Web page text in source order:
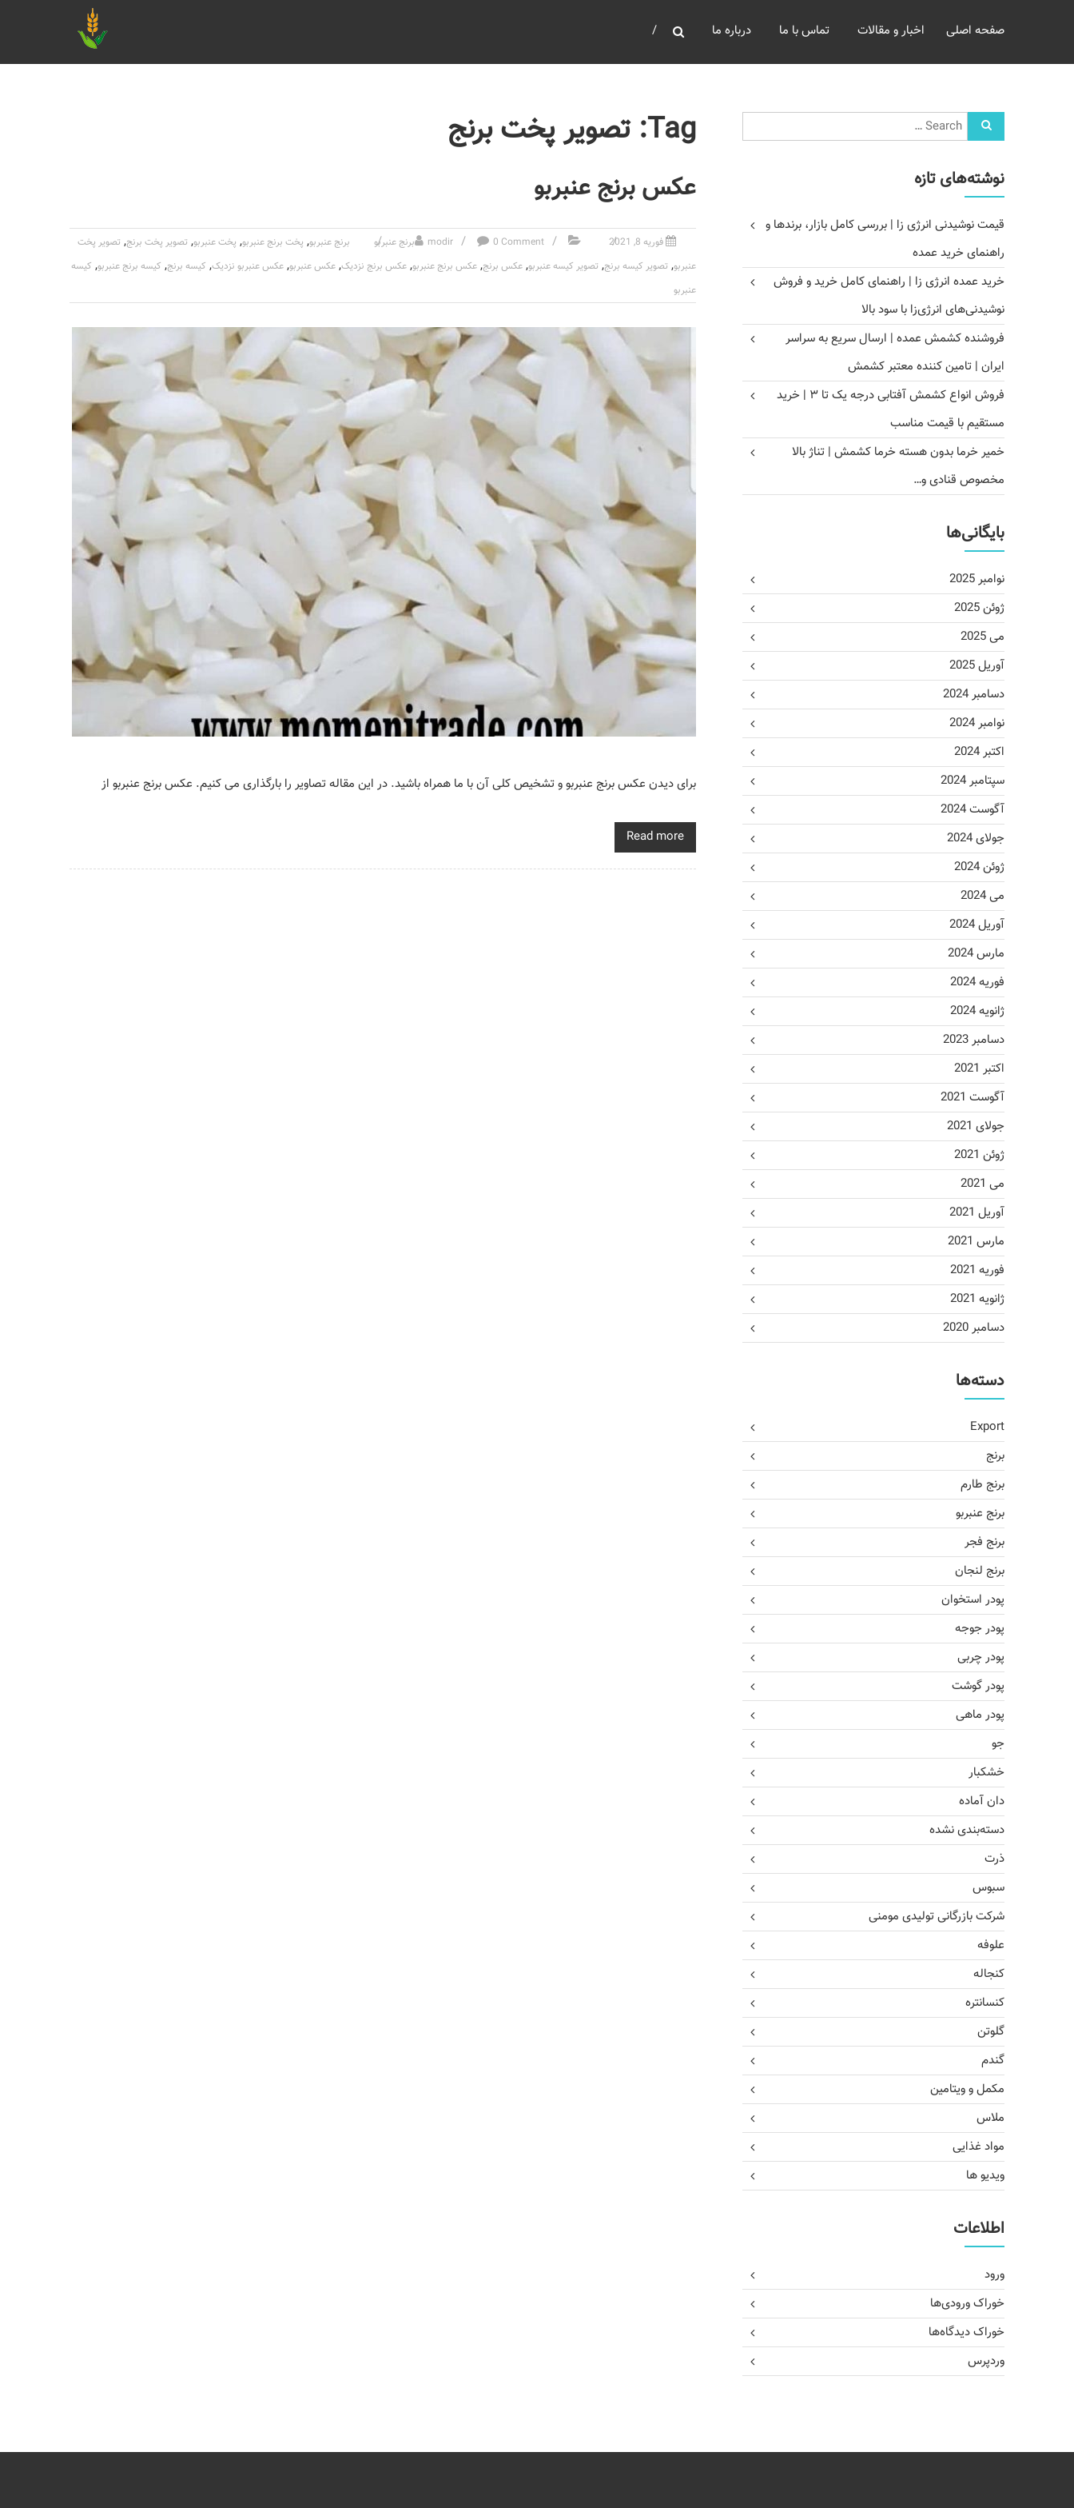
خرید
غلات
مومنی
صفحه اصلی اخبار و مقالات تماس با ما درباره ما
Tag: تصویر پخت برنج
عکس برنج عنبربو
فوریه 8, 2021 modir 0 Comment برنج عنبربو برنج عنبربو, پخت برنج عنبربو, پخت عنبربو, تصویر پخت برنج, تصویر پخت
عنبربو, تصویر کیسه برنج, تصویر کیسه عنبربو,عکس برنج,عکس برنج عنبربو,عکس برنج نزدیک,عکس عنبربو,عکس عنبربو نزدیک, کیسه برنج, کیسه برنج عنبربو, کیسه
عنبربو
برای دیدن عکس برنج عنبربو و تشخیص کلی آن با ما همراه باشید. در این مقاله تصاویر را بارگذاری می کنیم. عکس برنج عنبربو از
Read more
نوشته‌های تازه
قیمت نوشیدنی انرژی زا | بررسی کامل بازار، برندها و
راهنمای خرید عمده
خرید عمده انرژی زا | راهنمای کامل خرید و فروش
نوشیدنی‌های انرژی‌زا با سود بالا
فروشنده کشمش عمده | ارسال سریع به سراسر
ایران | تامین کننده معتبر کشمش
فروش انواع کشمش آفتابی درجه یک تا ۳ | خرید
مستقیم با قیمت مناسب
خمیر خرما بدون هسته خرما کشمش | تناژ بالا
مخصوص قنادی و…
بایگانی‌ها
نوامبر 2025
ژوئن 2025
می 2025
آوریل 2025
دسامبر 2024
نوامبر 2024
اکتبر 2024
سپتامبر 2024
آگوست 2024
جولای 2024
ژوئن 2024
می 2024
آوریل 2024
مارس 2024
فوریه 2024
ژانویه 2024
دسامبر 2023
اکتبر 2021
آگوست 2021
جولای 2021
ژوئن 2021
می 2021
آوریل 2021
مارس 2021
فوریه 2021
ژانویه 2021
دسامبر 2020
دسته‌ها
Export
برنج
برنج طارم
برنج عنبربو
برنج فجر
برنج لنجان
پودر استخوان
پودر جوجه
پودر چربی
پودر گوشت
پودر ماهی
جو
خشکبار
دان آماده
دسته‌بندی نشده
ذرت
سبوس
شرکت بازرگانی تولیدی مومنی
علوفه
کنجاله
کنسانتره
گلوتن
گندم
مکمل و ویتامین
ملاس
مواد غذایی
ویدیو ها
اطلاعات
ورود
خوراک ورودی‌ها
خوراک دیدگاه‌ها
وردپرس